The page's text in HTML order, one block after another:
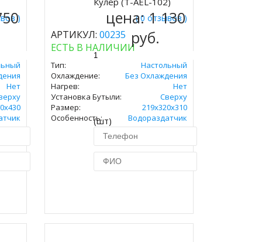
)
Нет
( 0 отзывов )
АРТИКУЛ: 00235
ЕСТЬ В НАЛИЧИИ
Тип:
Настольный
Охлаждение:
Без Охлаждения
Нагрев:
Нет
Установка Бутыли:
Сверху
Размер:
219х320х310
Особенность:
Водораздатчик
цена:1 130
руб.
(шт)